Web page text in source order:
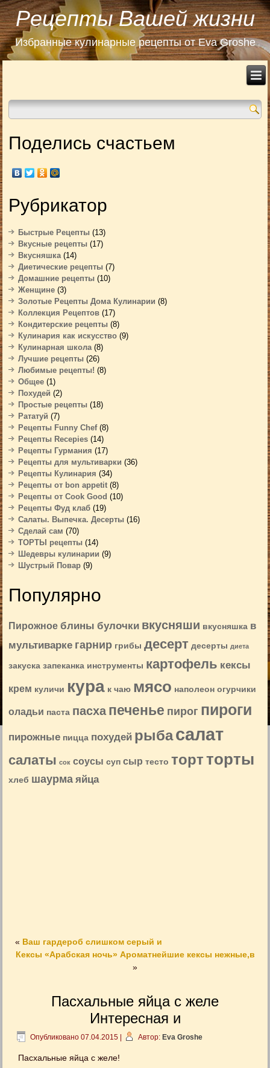
Рецепты Вашей жизни
Избранные кулинарные рецепты от Eva Groshe
Поделись счастьем
Рубрикатор
Быстрые Рецепты (13)
Вкусные рецепты (17)
Вкусняшка(14)
Диетические рецепты (7)
Домашние рецепты (10)
Женщине (3)
Золотые Рецепты Дома Кулинарии (8)
Коллекция Рецептов (17)
Кондитерские рецепты (8)
Кулинария как искусство (9)
Кулинарная школа(8)
Лучшие рецепты (26)
Любимые рецепты! (8)
Общее (1)
Похудей (2)
Простые рецепты (18)
Рататуй (7)
Рецепты Funny Chef(8)
Рецепты Recepies (14)
Рецепты Гурмания (17)
Рецепты для мультиварки (36)
Рецепты Кулинария (34)
Рецепты от bon appetit (8)
Рецепты от Cook Good (10)
Рецепты Фуд клаб (19)
Салаты. Выпечка. Десерты (16)
Сделай сам (70)
ТОРТЫ рецепты (14)
Шедевры кулинарии (9)
Шустрый Повар (9)
Популярно
Пирожное блины булочки вкусняши вкусняшка в
мультиварке гарнир грибы десерт десерты диета
закуска запеканка инструменты картофель кексы
крем куличи кура к чаю мясо наполеон огурчики
оладьи паста пасха печенье пирог пироги
пирожные пицца похудей рыбасалат
салаты сок соусы суп сыр тесто торт торты
хлеб шаурма яйца
« Ваш гардероб слишком серый и
Кексы «Арабская ночь» Ароматнейшие кексы нежные,в
»
Пасхальные яйца с желе
Интересная и
Опубликовано 07.04.2015 Автор: Eva Groshe
Пасхальные яйца с желе!